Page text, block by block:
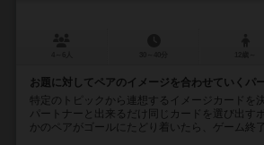
お題に対してペアのイメージを合わせていくパ
特定のトピックから連想するイメージカードを
パートナーと出来るだけ同じカードを選び出す
かのペアがゴールにたどり着いたら、ゲーム終